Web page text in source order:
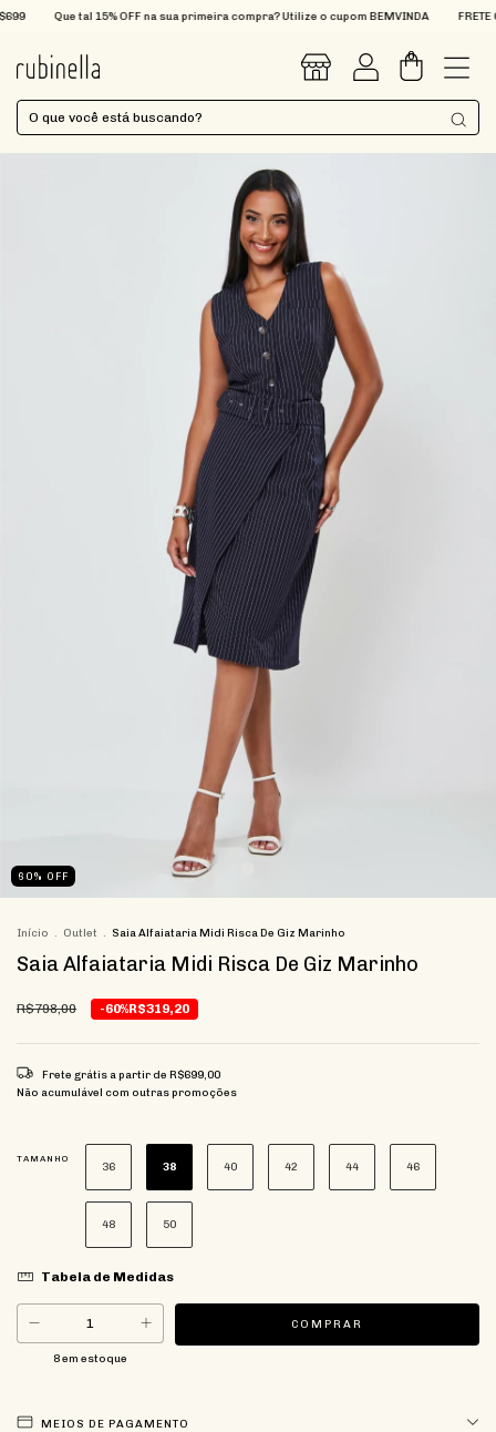
Que tal 15% OFF na sua primeira compra? Utilize o cupom BEMVINDA FRETE
0
60% OFF
Início . Outlet . Saia Alfaiataria Midi Risca De Giz Marinho
Saia Alfaiataria Midi Risca De Giz Marinho
R$798,00 -60%R$319,20
Frete grátis a partir de R$699,00
Não acumulável com outras promoções
TAMANHO
36 38 40 42 44 46
48 50
Tabela de Medidas
8em estoque
MEIOS DE PAGAMENTO